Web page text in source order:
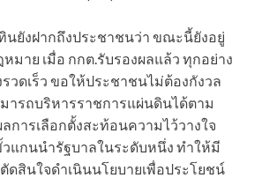
นยังฝากถึงประชาชนว่า ขณะนี้ยังอยู่
มาย เมื่อ กกต.รับรองผลแล้ว ทุกอย่าง
วดเร็ว ขอให้ประชาชนไม่ต้องกังวล
มารถบริหารราชการแผ่นดินได้ตาม
การเลือกตั้งสะท้อนความไว้วางใจ
แกนนำรัฐบาลในระดับหนึ่ง ทำให้มี
ดสินใจดำเนินนโยบายเพื่อประโยชน์